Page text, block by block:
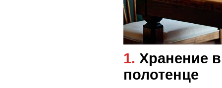
1. Хранение в тканевом
полотенце